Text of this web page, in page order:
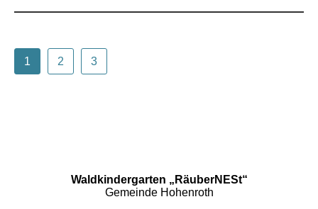
1 2 3
Waldkindergarten „RäuberNESt“
Gemeinde Hohenroth